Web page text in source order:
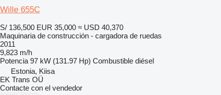
Wille 655C
S/ 136,500 EUR 35,000 ≈ USD 40,370
Maquinaria de construcción - cargadora de ruedas
2011
9,823 m/h
Potencia 97 kW (131.97 Hp) Combustible diésel
Estonia, Kiisa
EK Trans OÜ
Contacte con el vendedor